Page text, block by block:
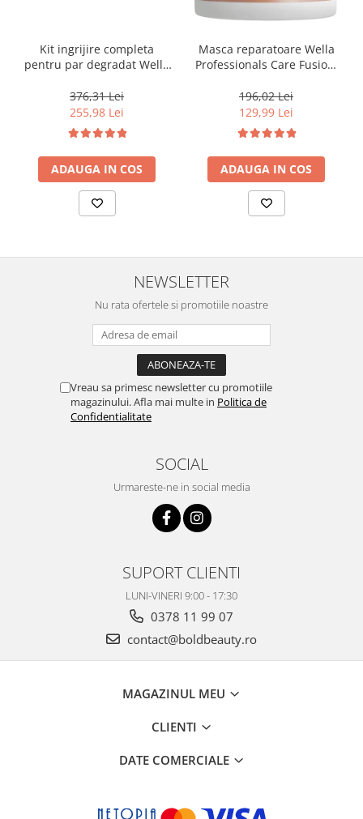
Kit ingrijire completa
pentru par degradat Wella
Salon Size
376,31 Lei
255,98 Lei
ADAUGA IN COS
Masca reparatoare Wella
Professionals Care Fusion,
196,02 Lei
129,99 Lei
ADAUGA IN COS
NEWSLETTER
Nu rata ofertele si promotiile noastre
Vreau sa primesc newsletter cu promotiile
magazinului. Afla mai multe in Politica de
Confidentialitate
SOCIAL
Urmareste-ne in social media
SUPORT CLIENTI
LUNI-VINERI 9:00 - 17:30
0378 11 99 07
contact@boldbeauty.ro
MAGAZINUL MEU
CLIENTI
DATE COMERCIALE